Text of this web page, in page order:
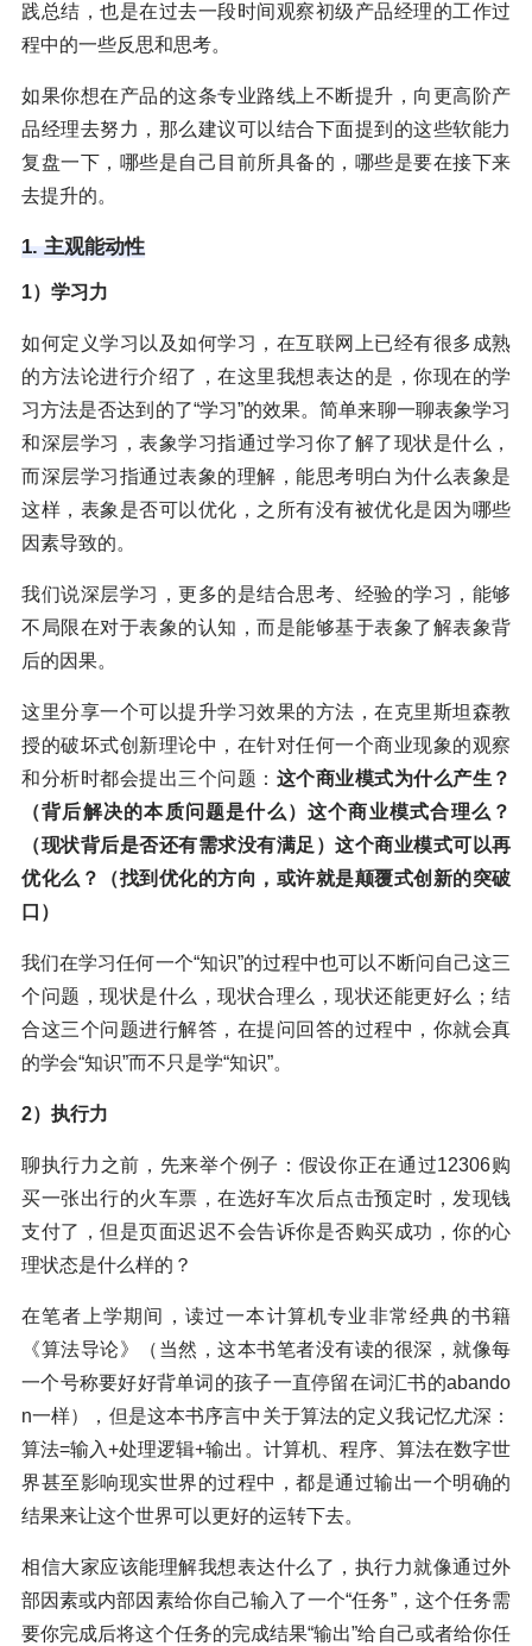
践总结，也是在过去一段时间观察初级产品经理的工作过
程中的一些反思和思考。
如果你想在产品的这条专业路线上不断提升，向更高阶产
品经理去努力，那么建议可以结合下面提到的这些软能力
复盘一下，哪些是自己目前所具备的，哪些是要在接下来
去提升的。
1. 主观能动性
1）学习力
如何定义学习以及如何学习，在互联网上已经有很多成熟
的方法论进行介绍了，在这里我想表达的是，你现在的学
习方法是否达到的了“学习”的效果。简单来聊一聊表象学习
和深层学习，表象学习指通过学习你了解了现状是什么，
而深层学习指通过表象的理解，能思考明白为什么表象是
这样，表象是否可以优化，之所有没有被优化是因为哪些
因素导致的。
我们说深层学习，更多的是结合思考、经验的学习，能够
不局限在对于表象的认知，而是能够基于表象了解表象背
后的因果。
这里分享一个可以提升学习效果的方法，在克里斯坦森教
授的破坏式创新理论中，在针对任何一个商业现象的观察
和分析时都会提出三个问题： 这个商业模式为什么产生？
（背后解决的本质问题是什么）这个商业模式合理么？
（现状背后是否还有需求没有满足）这个商业模式可以再
优化么？（找到优化的方向，或许就是颠覆式创新的突破
口）
我们在学习任何一个“知识”的过程中也可以不断问自己这三
个问题，现状是什么，现状合理么，现状还能更好么；结
合这三个问题进行解答，在提问回答的过程中，你就会真
的学会“知识”而不只是学“知识”。
2）执行力
聊执行力之前，先来举个例子：假设你正在通过12306购
买一张出行的火车票，在选好车次后点击预定时，发现钱
支付了，但是页面迟迟不会告诉你是否购买成功，你的心
理状态是什么样的？
在笔者上学期间，读过一本计算机专业非常经典的书籍
《算法导论》（当然，这本书笔者没有读的很深，就像每
一个号称要好好背单词的孩子一直停留在词汇书的abando
n一样），但是这本书序言中关于算法的定义我记忆尤深：
算法=输入+处理逻辑+输出。计算机、程序、算法在数字世
界甚至影响现实世界的过程中，都是通过输出一个明确的
结果来让这个世界可以更好的运转下去。
相信大家应该能理解我想表达什么了，执行力就像通过外
部因素或内部因素给你自己输入了一个“任务”，这个任务需
要你完成后将这个任务的完成结果“输出”给自己或者给你任